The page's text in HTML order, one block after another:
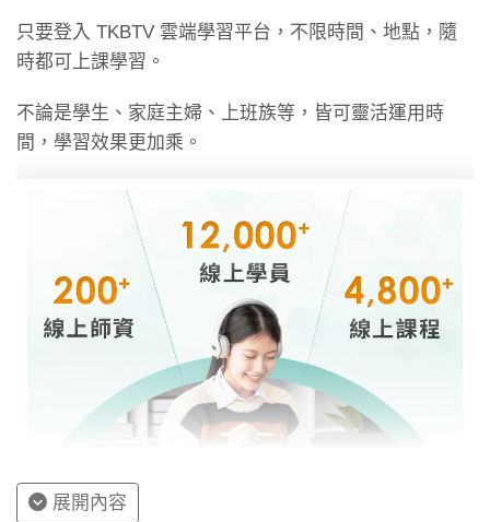
只要登入 TKBTV 雲端學習平台，不限時間、地點，隨
時都可上課學習。
不論是學生、家庭主婦、上班族等，皆可靈活運用時
間，學習效果更加乘。
展開內容